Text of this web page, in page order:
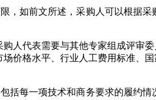
，如前文所述，采购人可以根据
人代表需要与其他专家组成评审
价格水平、行业人工费用标准、
括每一项技术和商务要求的履约